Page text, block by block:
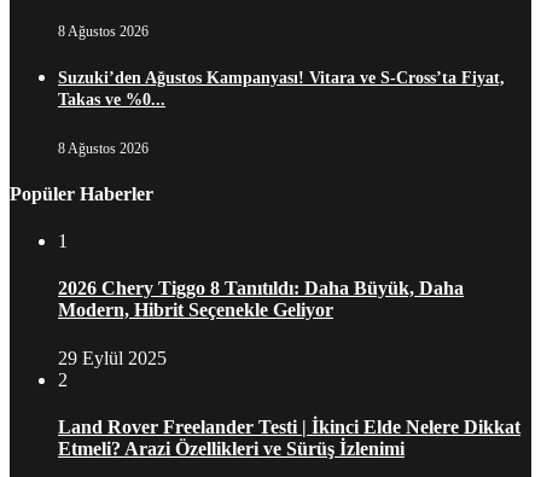
8 Ağustos 2026
Suzuki’den Ağustos Kampanyası! Vitara ve S-Cross’ta Fiyat,
Takas ve %0...
8 Ağustos 2026
Popüler Haberler
1
2026 Chery Tiggo 8 Tanıtıldı: Daha Büyük, Daha
Modern, Hibrit Seçenekle Geliyor
29 Eylül 2025
2
Land Rover Freelander Testi | İkinci Elde Nelere Dikkat
Etmeli? Arazi Özellikleri ve Sürüş İzlenimi